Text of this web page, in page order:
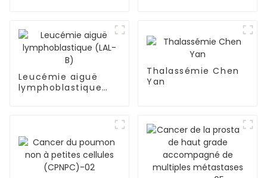
Leucémie aiguë
lymphoblastique
Thalassémie Chen
Yan